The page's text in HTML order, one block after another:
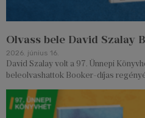
Olvass bele David Szalay
2026. június 16.
David Szalay volt a 97. Ünnepi
beleolvashattok Booker-díjas